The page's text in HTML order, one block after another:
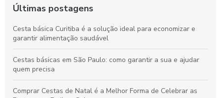
Últimas postagens
Cesta básica Curitiba é a solução ideal para economizar e
garantir alimentação saudável
Cestas básicas em São Paulo: como garantir a sua e ajudar
quem precisa
Comprar Cestas de Natal é a Melhor Forma de Celebrar as